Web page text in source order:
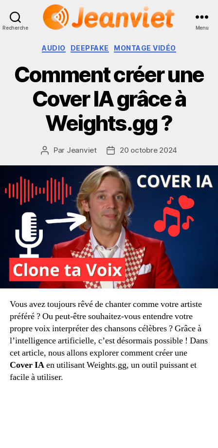
Recherche Menu
Catégories
AUDIO DEEPFAKE MONTAGE VIDÉO
Comment créer une
Cover IA grâce à
Weights.gg ?
Auteur
Par Jeanviet
Date
l’article
20 octobre 2024
Vous avez toujours rêvé de chanter comme votre artiste
préféré ? Ou peut-être souhaitez-vous entendre votre
propre voix interpréter des chansons célèbres ? Grâce à
l’intelligence artificielle, c’est désormais possible ! Dans
cet article, nous allons explorer comment créer une
Cover IAen utilisant Weights.gg, un outil puissant et
facile à utiliser.